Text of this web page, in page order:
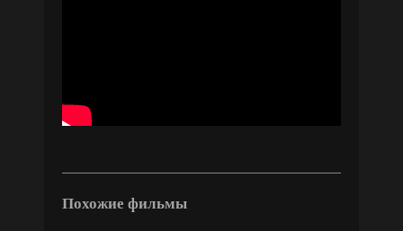
Похожие фильмы